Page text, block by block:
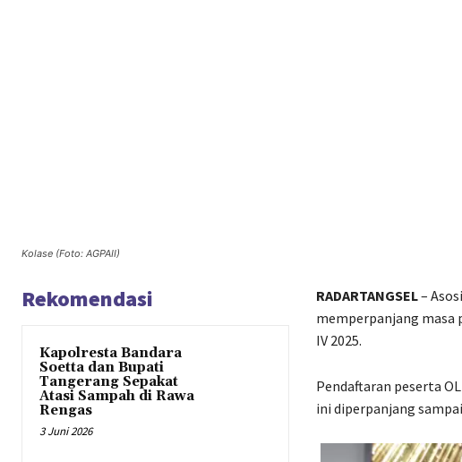
Kolase (Foto: AGPAII)
Rekomendasi
Kapolresta Bandara
Soetta dan Bupati
Tangerang Sepakat
Atasi Sampah di Rawa
Rengas
3 Juni 2026
RADARTANGSEL–
memperpanjang masa
IV 2025.
Pendaftaran peserta
ini diperpanjang